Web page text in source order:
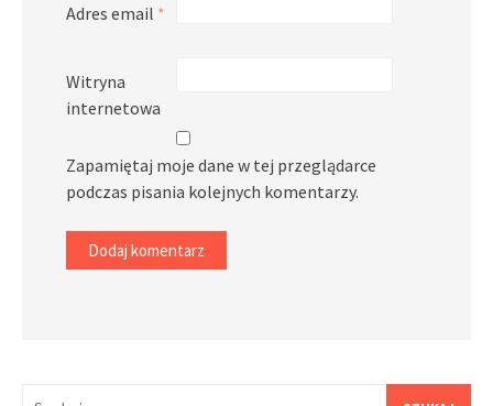
Adres email *
Witryna
internetowa
Zapamiętaj moje dane w tej przeglądarce
podczas pisania kolejnych komentarzy.